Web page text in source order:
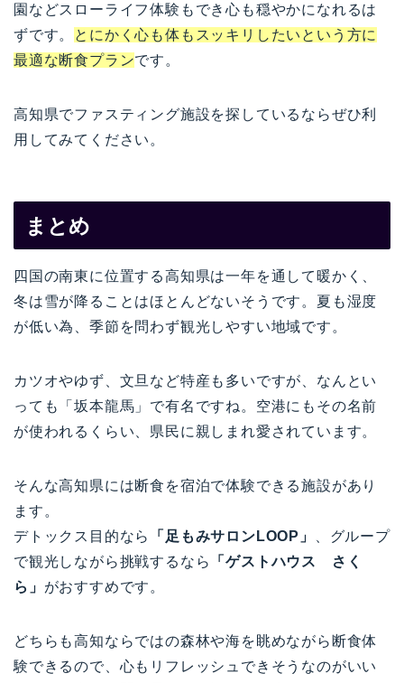
園などスローライフ体験もでき心も穏やかになれるは
ずです。
とにかく心も体もスッキリしたいという方に
最適な断食プランです。
高知県でファスティング施設を探しているならぜひ利
用してみてください。
まとめ
四国の南東に位置する高知県は一年を通して暖かく、
冬は雪が降ることはほとんどないそうです。夏も湿度
が低い為、季節を問わず観光しやすい地域です。
カツオやゆず、文旦など特産も多いですが、なんとい
っても「坂本龍馬」で有名ですね。空港にもその名前
が使われるくらい、県民に親しまれ愛されています。
そんな高知県には断食を宿泊で体験できる施設があり
ます。
デトックス目的なら
「足もみサロンLOOP」
、グループ
で観光しながら挑戦するなら
「ゲストハウス さく
ら」 がおすすめです。
どちらも高知ならではの森林や海を眺めながら断食体
験できるので、心もリフレッシュできそうなのがいい